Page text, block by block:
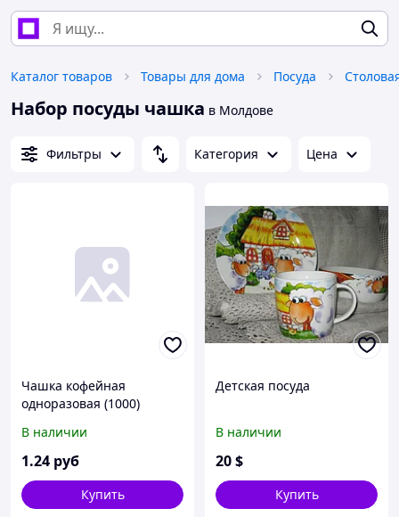
Каталог товаров Товары для дома Посуда
Набор посуды чашка в Молдове
Фильтры Категория Цена
Чашка кофейная
одноразовая (1000)
В наличии
1.24 руб
Купить
Детская посуда
В наличии
20$
Купить